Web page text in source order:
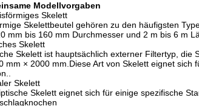
Modellvorgaben
Skelett
Skelettbeutel gehören zu den häufigsten
mm bis 160 mm Durchmesser und 2 m bis 6 m
Skelett
Skelett ist hauptsächlich externer Filtertyp,
mm × 2000 mm.Diese Art von Skelett eignet
Skelett
Skelett eignet sich für einige spezifische